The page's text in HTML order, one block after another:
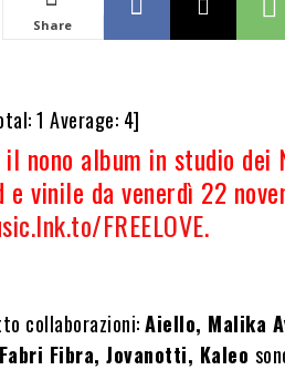
Share
1 Average: 4]
il nono album in studio
vinile da venerdì 22
FREELOVE.
collaborazioni:Aiello, Malika
Fibra, Jovanotti, Kaleo